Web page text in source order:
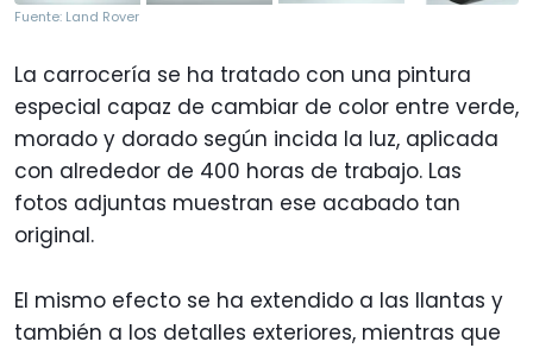
Fuente: Land Rover
La carrocería se ha tratado con una pintura
especial capaz de cambiar de color entre verde,
morado y dorado según incida la luz, aplicada
con alrededor de 400 horas de trabajo. Las
fotos adjuntas muestran ese acabado tan
original.
El mismo efecto se ha extendido a las llantas y
también a los detalles exteriores, mientras que